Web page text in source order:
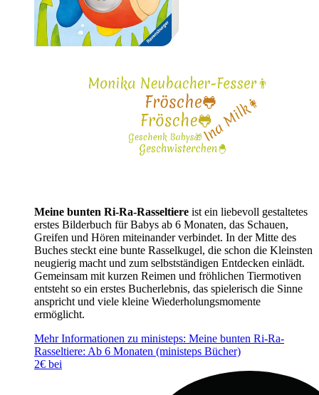
Meine bunten Ri-Ra-Rasseltiere ist ein liebevoll gestaltetes
erstes Bilderbuch für Babys ab 6 Monaten, das Schauen,
Greifen und Hören miteinander verbindet. In der Mitte des
Buches steckt eine bunte Rasselkugel, die schon die Kleinsten
neugierig macht und zum selbstständigen Entdecken einlädt.
Gemeinsam mit kurzen Reimen und fröhlichen Tiermotiven
entsteht so ein erstes Bucherlebnis, das spielerisch die Sinne
anspricht und viele kleine Wiederholungsmomente
ermöglicht.
Mehr Informationen zu ministeps: Meine bunten Ri-Ra-
Rasseltiere: Ab 6 Monaten (ministeps Bücher)
2€ bei